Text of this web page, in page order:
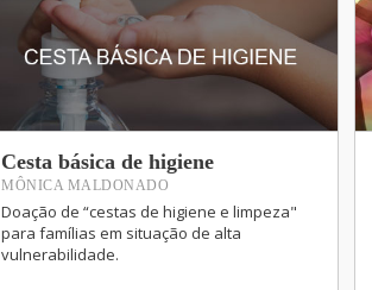
Cesta básica de higiene
MÔNICA MALDONADO
Doação de “cestas de higiene e limpeza"
para famílias em situação de alta
vulnerabilidade.